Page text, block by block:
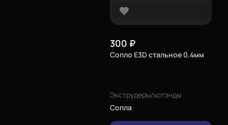
300 ₽
Сопло E3D стальное 0.4мм
Экструдеры/хотэнды
Сопла